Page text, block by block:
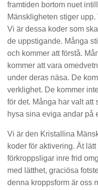
framtiden bortom nuet
Mänskligheten stiger
Vi är dessa koder som
de uppstigande. Många
och kommer att förstå.
kommer att vara
under deras näsa. De
verklighet. De kommer
för det. Många har valt att
hysa sina eviga andar på
Vi är den Kristallina
koder för aktivering. Ät
förkroppsligar inre frid
med lätthet, graciösa
denna kroppsform är oss